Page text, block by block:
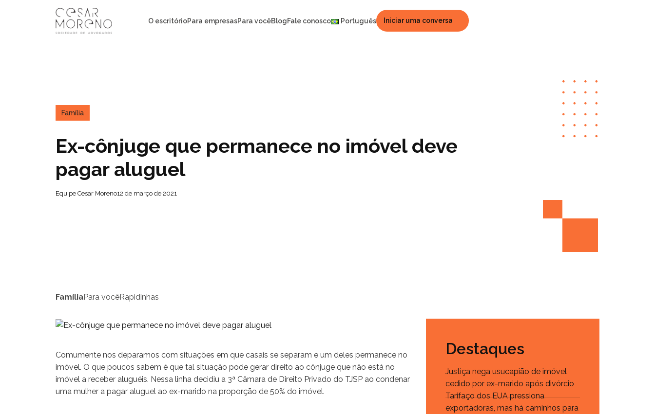
O escritórioPara empresasPara vocêBlogFale conosco Português Iniciar uma conversa
Família
Ex-cônjuge que permanece no imóvel deve
pagar aluguel
Equipe Cesar Moreno12 de março de 2021
FamíliaPara vocêRapidinhas
Comumente nos deparamos com situações em que casais se separam e um deles permanece no
imóvel. O que poucos sabem é que tal situação pode gerar direito ao cônjuge que não está no
imóvel a receber aluguéis. Nessa linha decidiu a 3ª Câmara de Direito Privado do TJSP ao condenar
uma mulher a pagar aluguel ao ex-marido na proporção de 50% do imóvel.
Destaques
Justiça nega usucapião de imóvel
cedido por ex-marido após divórcio
Tarifaço dos EUA pressiona
exportadoras, mas há caminhos para